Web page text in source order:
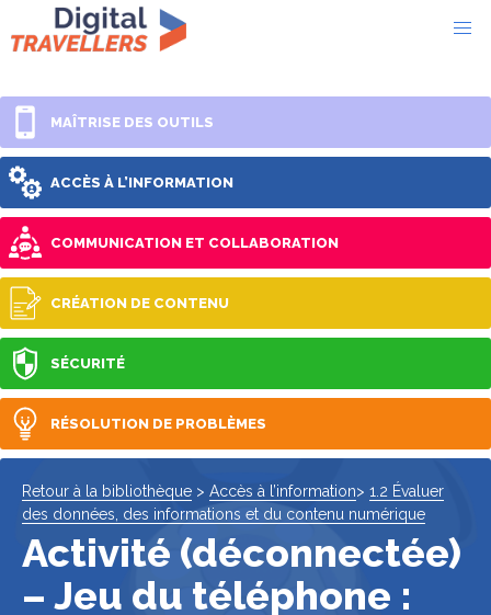
MAÎTRISE DES OUTILS
ACCÈS À L’INFORMATION
COMMUNICATION ET COLLABORATION
CRÉATION DE CONTENU
SÉCURITÉ
RÉSOLUTION DE PROBLÈMES
Retour à la bibliothèque > Accès à l’information> 1.2 Évaluer
des données, des informations et du contenu numérique
Activité (déconnectée)
– Jeu du téléphone :